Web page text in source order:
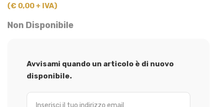
(€ 0,00 + IVA)
Non Disponibile
Avvisami quando un articolo è di nuovo
disponibile.